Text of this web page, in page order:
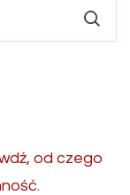
od czego